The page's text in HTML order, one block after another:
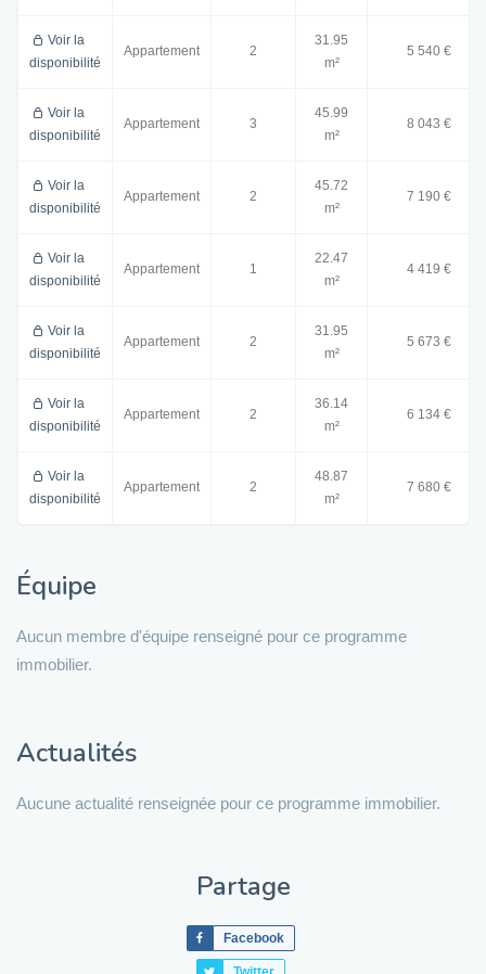
Voir la
disponibilité
Appartement 2
31.95
m²
5 540 €
Voir la
disponibilité
Appartement 3
45.99
m²
8 043 €
Voir la
disponibilité
Appartement 2
45.72
m²
7 190 €
Voir la
disponibilité
Appartement 1
22.47
m²
4 419 €
Voir la
disponibilité
Appartement 2
31.95
m²
5 673 €
Voir la
disponibilité
Appartement 2
36.14
m²
6 134 €
Voir la
disponibilité
Appartement 2
48.87
m²
7 680 €
Équipe
Aucun membre d'équipe renseigné pour ce programme
immobilier.
Actualités
Aucune actualité renseignée pour ce programme immobilier.
Partage
Facebook